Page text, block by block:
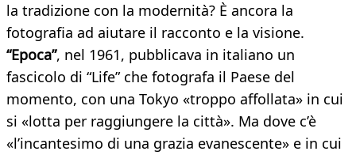
la tradizione con la modernità? È ancora la
fotografia ad aiutare il racconto e la visione.
“Epoca”, nel 1961, pubblicava in italiano un
fascicolo di “Life” che fotografa il Paese del
momento, con una Tokyo «troppo affollata» in cui
si «lotta per raggiungere la città». Ma dove c’è
«l’incantesimo di una grazia evanescente» e in cui